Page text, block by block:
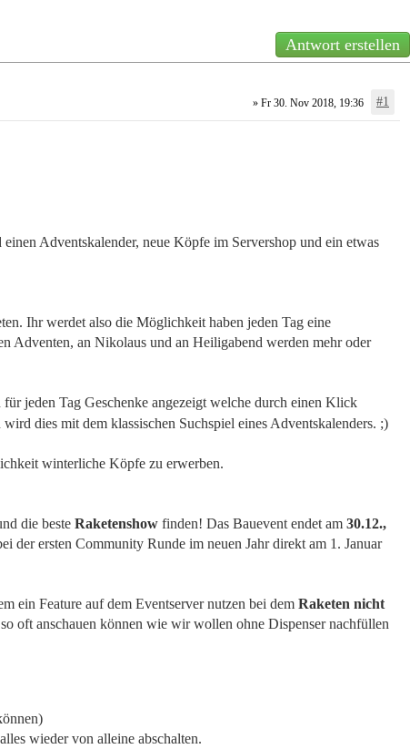
Antwort erstellen
» Fr 30. Nov 2018, 19:36 #1
Adventskalender, neue Köpfe im Servershop und ein etwas
Ihr werdet also die Möglichkeit haben jeden Tag eine
Adventen, an Nikolaus und an Heiligabend werden mehr oder
jeden Tag Geschenke angezeigt welche durch einen Klick
wird dies mit dem klassischen Suchspiel eines Adventskalenders. ;)
winterliche Köpfe zu erwerben.
die beste Raketenshow finden! Das Bauevent endet am 30.12.,
der ersten Community Runde im neuen Jahr direkt am 1. Januar
ein Feature auf dem Eventserver nutzen bei dem Raketen nicht
oft anschauen können wie wir wollen ohne Dispenser nachfüllen
wieder von alleine abschalten.